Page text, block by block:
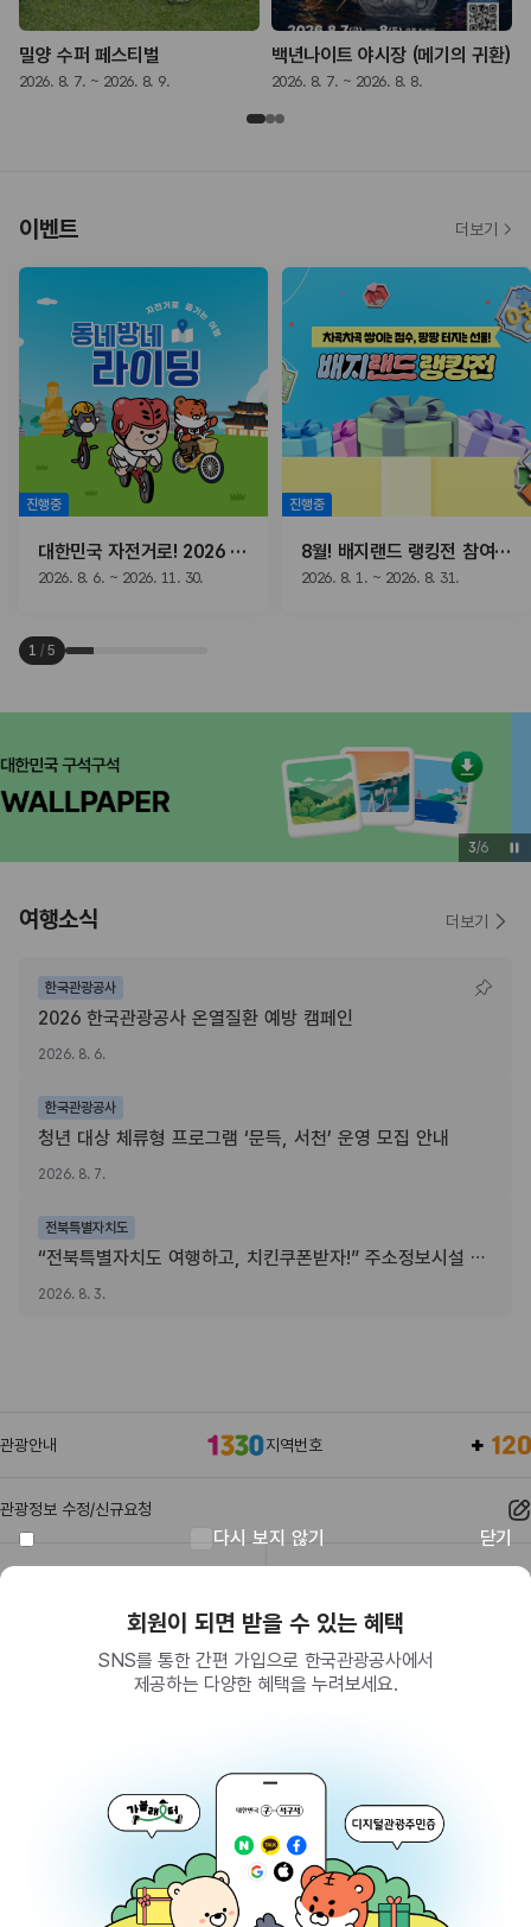
밀양 수퍼 페스티벌
2026. 8. 7. ~ 2026. 8. 9.
백년나이트 야시장 (메기의 귀환)
2026. 8. 7. ~ 2026. 8. 8.
이벤트
진행중
대한민국 자전거로! 2026 동네방네 라이딩
2026. 8. 6. ~ 2026. 11. 30.
진행중
8월! 배지랜드 랭킹전 참여하고, 선물받자!
2026. 8. 1. ~ 2026. 8. 31.
1 / 5
더보기
3/6
여행소식
한국관광공사
2026 한국관광공사 온열질환 예방 캠페인
2026. 8. 6.
한국관광공사
청년 대상 체류형 프로그램 ‘문득, 서천’ 운영 모집 안내
2026. 8. 7.
전북특별자치도
“전북특별자치도 여행하고, 치킨쿠폰받자!” 주소정보시설 SNS 인증이벤트
2026. 8. 3.
더보기
다시 보지 않기 닫기
회원이 되면 받을 수 있는 혜택
SNS를 통한 간편 가입으로 한국관광공사에서
제공하는 다양한 혜택을 누려보세요.
관광안내 지역번호
관광정보 수정/신규요청
관광정보
202-81-50707
통신판매업신고
제2009-서울중구-1234호